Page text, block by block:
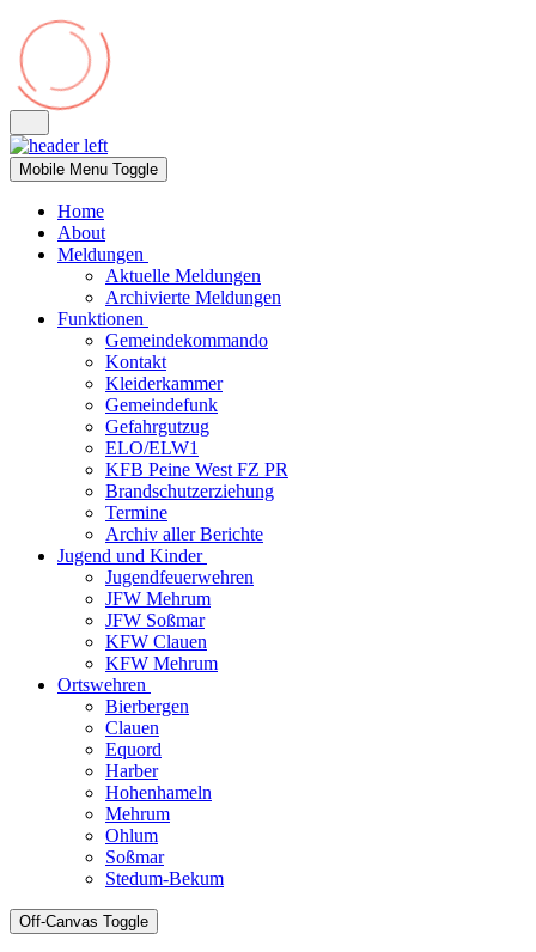
Mobile Menu Toggle
Home
About
Meldungen
Aktuelle Meldungen
Archivierte Meldungen
Funktionen
Gemeindekommando
Kontakt
Kleiderkammer
Gemeindefunk
Gefahrgutzug
ELO/ELW1
KFB Peine West FZ PR
Brandschutzerziehung
Termine
Archiv aller Berichte
Jugend und Kinder
Jugendfeuerwehren
JFW Mehrum
JFW Soßmar
KFW Clauen
KFW Mehrum
Ortswehren
Bierbergen
Clauen
Equord
Harber
Hohenhameln
Mehrum
Ohlum
Soßmar
Stedum-Bekum
Off-Canvas Toggle